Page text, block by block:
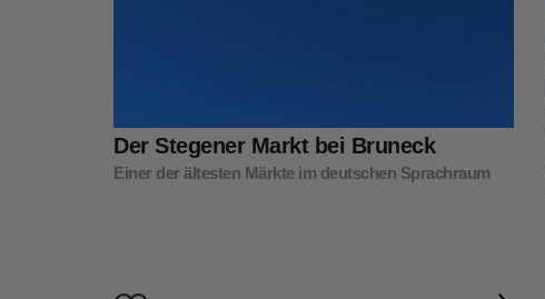
Der Stegener Markt bei Bruneck
Einer der ältesten Märkte im deutschen Sprachraum